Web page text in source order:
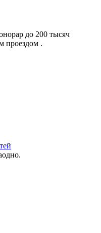
до 200 тысяч
проездом .